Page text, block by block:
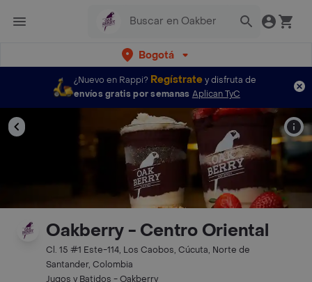
Bogotá
¿Nuevo en Rappi? Regístratey disfruta de
envíos gratis por semanas Aplican TyC
Oakberry - Centro Oriental
Cl. 15 #1 Este-114, Los Caobos, Cúcuta, Norte de
Santander, Colombia
Jugos y Batidos - Oakberry